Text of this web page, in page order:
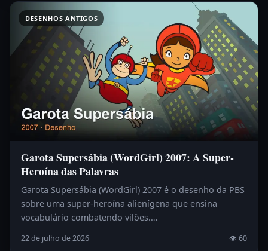
DESENHOS ANTIGOS
Garota Supersábia (WordGirl) 2007: A Super-
Heroína das Palavras
Garota Supersábia (WordGirl) 2007 é o desenho da PBS
sobre uma super-heroína alienígena que ensina
vocabulário combatendo vilões.…
22 de julho de 2026 👁 60